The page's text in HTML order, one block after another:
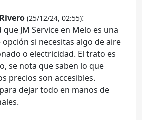
(25/12/24, 02:55):
que JM Service en Melo es una
opción si necesitas algo de aire
o electricidad. El trato es
se nota que saben lo que
precios son accesibles.
dejar todo en manos de